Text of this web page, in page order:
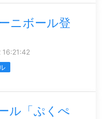
ニボール登
ル「ぷくぺ